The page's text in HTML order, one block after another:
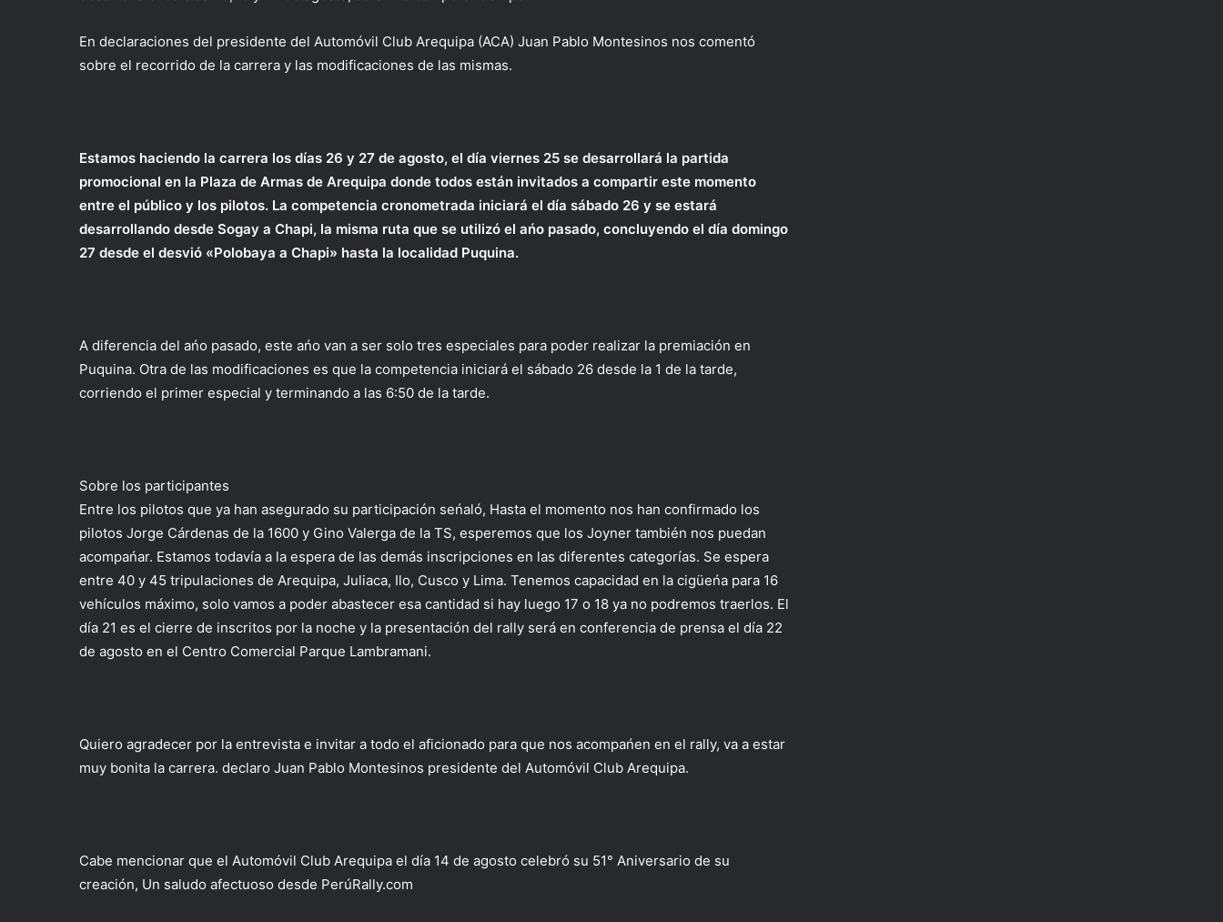
En declaraciones del presidente del Automóvil Club Arequipa (ACA) Juan Pablo Montesinos nos comentó
sobre el recorrido de la carrera y las modificaciones de las mismas.
Estamos haciendo la carrera los días 26 y 27 de agosto, el día viernes 25 se desarrollará la partida
promocional en la Plaza de Armas de Arequipa donde todos están invitados a compartir este momento
entre el público y los pilotos. La competencia cronometrada iniciará el día sábado 26 y se estará
desarrollando desde Sogay a Chapi, la misma ruta que se utilizó el ańo pasado, concluyendo el día domingo
27 desde el desvió «Polobaya a Chapi» hasta la localidad Puquina.
A diferencia del ańo pasado, este ańo van a ser solo tres especiales para poder realizar la premiación en
Puquina. Otra de las modificaciones es que la competencia iniciará el sábado 26 desde la 1 de la tarde,
corriendo el primer especial y terminando a las 6:50 de la tarde.
Sobre los participantes
Entre los pilotos que ya han asegurado su participación seńaló, Hasta el momento nos han confirmado los
pilotos Jorge Cárdenas de la 1600 y Gino Valerga de la TS, esperemos que los Joyner también nos puedan
acompańar. Estamos todavía a la espera de las demás inscripciones en las diferentes categorías. Se espera
entre 40 y 45 tripulaciones de Arequipa, Juliaca, Ilo, Cusco y Lima. Tenemos capacidad en la cigüeńa para 16
vehículos máximo, solo vamos a poder abastecer esa cantidad si hay luego 17 o 18 ya no podremos traerlos. El
día 21 es el cierre de inscritos por la noche y la presentación del rally será en conferencia de prensa el día 22
de agosto en el Centro Comercial Parque Lambramani.
Quiero agradecer por la entrevista e invitar a todo el aficionado para que nos acompańen en el rally, va a estar
muy bonita la carrera. declaro Juan Pablo Montesinos presidente del Automóvil Club Arequipa.
Cabe mencionar que el Automóvil Club Arequipa el día 14 de agosto celebró su 51° Aniversario de su
creación, Un saludo afectuoso desde PerúRally.com